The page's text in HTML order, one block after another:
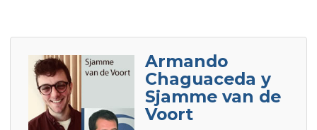
Armando
Chaguaceda y
Sjamme van de
Voort